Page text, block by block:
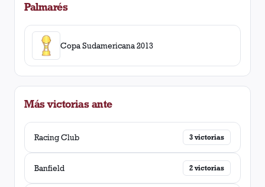
Palmarés
Copa Sudamericana 2013
Más victorias ante
Racing Club 3 victorias
Banfield 2 victorias